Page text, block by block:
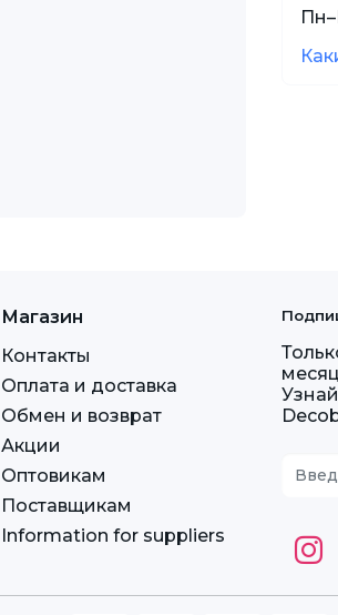
Магазин
Контакты
Оплата и доставка
Обмен и возврат
Акции
Оптовикам
Поставщикам
Information for suppliers